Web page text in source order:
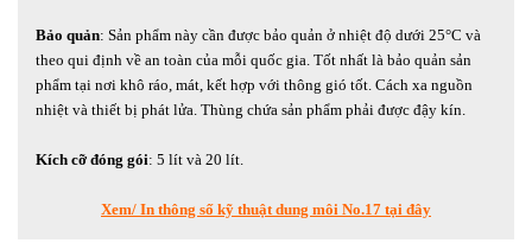
Bảo quản: Sản phẩm này cần được bảo quản ở nhiệt độ dưới 25°C và
theo qui định về an toàn của mỗi quốc gia. Tốt nhất là bảo quản sản
phẩm tại nơi khô ráo, mát, kết hợp với thông gió tốt. Cách xa nguồn
nhiệt và thiết bị phát lửa. Thùng chứa sản phẩm phải được đậy kín.
Kích cỡ đóng gói: 5 lít và 20 lít.
Xem/ In thông số kỹ thuật dung môi No.17 tại đây